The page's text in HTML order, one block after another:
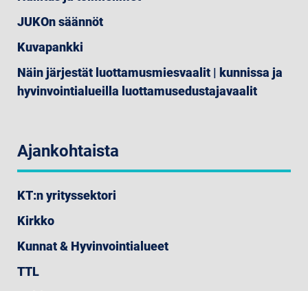
JUKOn säännöt
Kuvapankki
Näin järjestät luottamusmiesvaalit | kunnissa ja
hyvinvointialueilla luottamusedustajavaalit
Ajankohtaista
KT:n yrityssektori
Kirkko
Kunnat & Hyvinvointialueet
TTL